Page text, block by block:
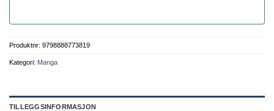
Produktnr: 9798888773819
Kategori: Manga
TILLEGGSINFORMASJON